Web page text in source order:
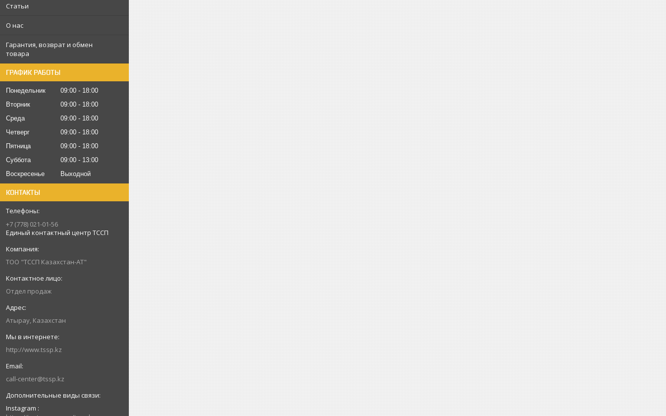
Статьи
О нас
Гарантия, возврат и обмен
товара
ГРАФИК РАБОТЫ
Понедельник 09:00
18:00
Вторник
09:00
18:00
Среда
09:00
18:00
Четверг
09:00
18:00
Пятница
09:00
18:00
Суббота
09:00
13:00
Воскресенье
Выходной
КОНТАКТЫ
+7 (778) 021-01-56
Единый контактный центр ТССП
ТОО "ТССП Казахстан-АТ"
Отдел продаж
Атырау, Казахстан
http://www.tssp.kz
call-center@tssp.kz
Instagram